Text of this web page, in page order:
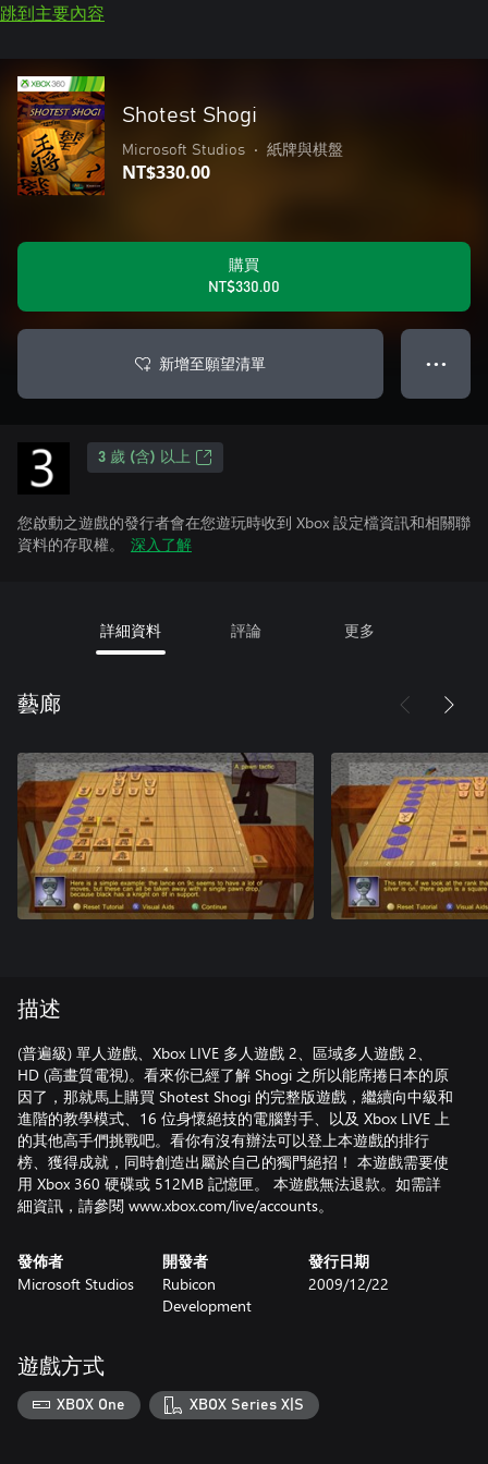
跳到主要內容
Shotest Shogi
Microsoft Studios • 紙牌與棋盤
NT$330.00
購買
NT$330.00
新增至願望清單 ● ● ●
3 歲 (含) 以上
您啟動之遊戲的發行者會在您遊玩時收到 Xbox 設定檔資訊和相關聯
資料的存取權。
深入了解
詳細資料 評論 更多
藝廊
描述
(普遍級) 單人遊戲、Xbox LIVE 多人遊戲 2、區域多人遊戲 2、
HD (高畫質電視)。看來你已經了解 Shogi 之所以能席捲日本的原
因了，那就馬上購買 Shotest Shogi 的完整版遊戲，繼續向中級和
進階的教學模式、16 位身懷絕技的電腦對手、以及 Xbox LIVE 上
的其他高手們挑戰吧。看你有沒有辦法可以登上本遊戲的排行
榜、獲得成就，同時創造出屬於自己的獨門絕招！ 本遊戲需要使
用 Xbox 360 硬碟或 512MB 記憶匣。 本遊戲無法退款。如需詳
細資訊，請參閱 www.xbox.com/live/accounts。
發佈者
Microsoft Studios
開發者
Rubicon
Development
發行日期
2009/12/22
遊戲方式
XBOX One XBOX Series X|S